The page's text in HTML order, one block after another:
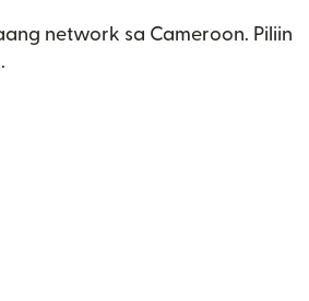
network sa Cameroon. Piliin